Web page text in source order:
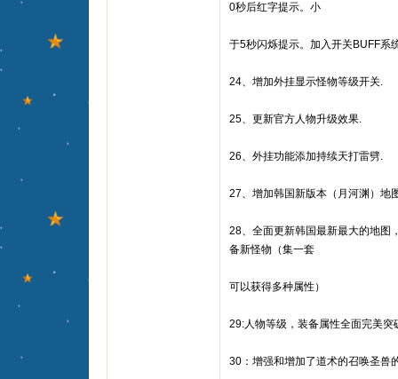
0秒后红字提示。小
于5秒闪烁提示。加入开关BUFF系
24、增加外挂显示怪物等级开关.
25、更新官方人物升级效果.
26、外挂功能添加持续天打雷劈.
27、增加韩国新版本（月河渊）地
28、全面更新韩国最新最大的地图
备新怪物（集一套
可以获得多种属性）
29:人物等级，装备属性全面完美
30：增强和增加了道术的召唤圣兽